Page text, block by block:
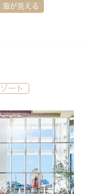
海が見える
ート